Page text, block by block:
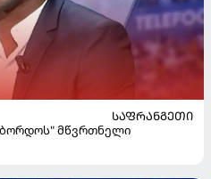
ᲡᲐᲤᲠᲐᲜᲒᲔᲗᲘ
მწვრთნელი